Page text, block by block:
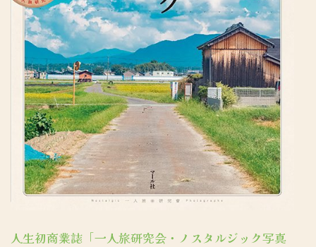
人生初商業誌「一人旅研究会・ノスタルジック写真